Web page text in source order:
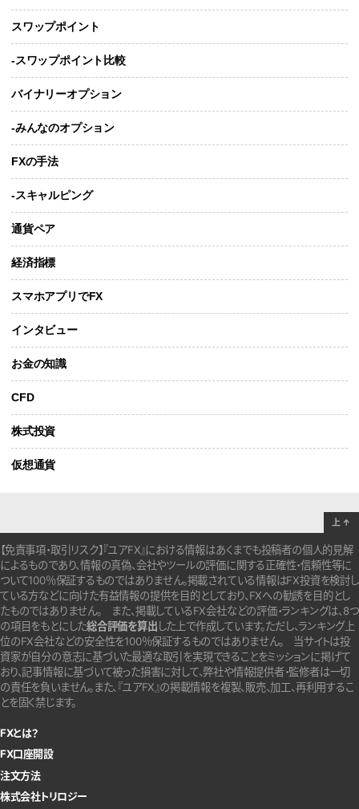
スワップポイント
-スワップポイント比較
バイナリーオプション
-みんなのオプション
FXの手法
-スキャルピング
通貨ペア
経済指標
スマホアプリでFX
インタビュー
お金の知識
CFD
株式投資
仮想通貨
【免責事項・取引リスク】『ユアFX』における情報はあくまでも投稿者の個人的見解
によるものであり、情報の真偽、会社やツールの評価に関する正確性・信頼性等に
ついて100％保証するものではありません。掲載されている情報はFX投資を検討し
ている方などに向けた有益情報の提供を目的としており、FXへの勧誘を目的とし
たものではありません。 また、掲載しているFX会社などの評価・ランキングは、8つ
の項目をもとにした総合評価を算出 した上で作成しています。ただし、ランキング上
位のFX会社などの安全性を100％保証するものではありません。
当サイトは投
資家が自分の意志に基づいた最適な取引を実現できることをミッションに掲げて
おり、記事情報に基づいて被った損害に対して、弊社や情報提供者・監修者は一切
の責任を負いません。また、『ユアFX』の掲載情報を複製、販売、加工、再利用するこ
とを固く禁じます。
FXとは？
FX口座開設
注文方法
株式会社トリロジー
上 ↑